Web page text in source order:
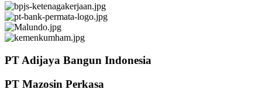
PT Adijaya Bangun Indonesia
PT Mazosin Perkasa